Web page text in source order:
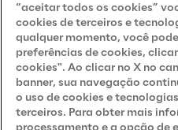
Privacy Notice(Supplier -
Privacy Notice(Supplier -
Privacy Notice(Candidate -
Privacy Notice (Candidate -
Privacy Notice(Marketing)
“aceitar todos os cookies”
cookies de terceiros e
qualquer momento, você
preferências de cookies,
cookies". Ao clicar no X no
banner, sua navegação
o uso de cookies e
terceiros. Para obter mais